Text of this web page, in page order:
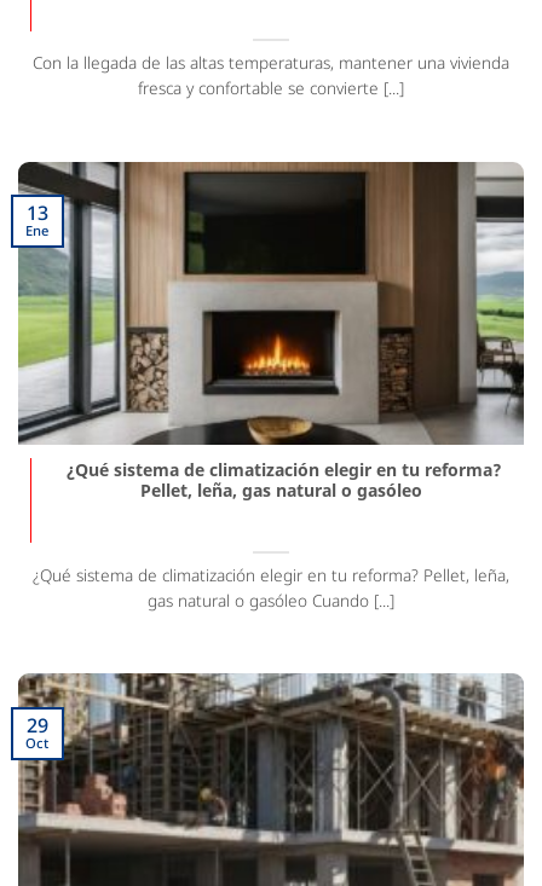
Con la llegada de las altas temperaturas, mantener una vivienda
fresca y confortable se convierte [...]
¿Qué sistema de climatización elegir en tu reforma?
Pellet, leña, gas natural o gasóleo
¿Qué sistema de climatización elegir en tu reforma? Pellet, leña,
gas natural o gasóleo Cuando [...]
13
Ene
29
Oct